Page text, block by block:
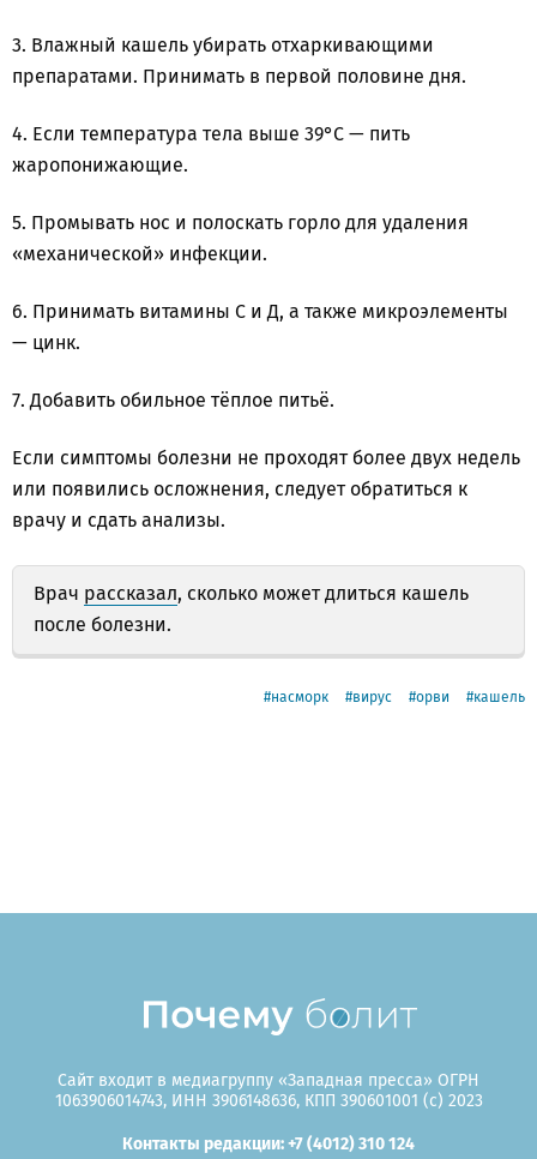
3. Влажный кашель убирать отхаркивающими
препаратами. Принимать в первой половине дня.
4. Если температура тела выше 39°С — пить
жаропонижающие.
5. Промывать нос и полоскать горло для удаления
«механической» инфекции.
6. Принимать витамины С и Д, а также микроэлементы
— цинк.
7. Добавить обильное тёплое питьё.
Если симптомы болезни не проходят более двух недель
или появились осложнения, следует обратиться к
врачу и сдать анализы.
Врач рассказал, сколько может длиться кашель
после болезни.
насморк вирус орви кашель
Сайт входит в медиагруппу «Западная пресса» ОГРН
1063906014743, ИНН 3906148636, КПП 390601001 (c) 2023
Контакты редакции: +7 (4012) 310 124